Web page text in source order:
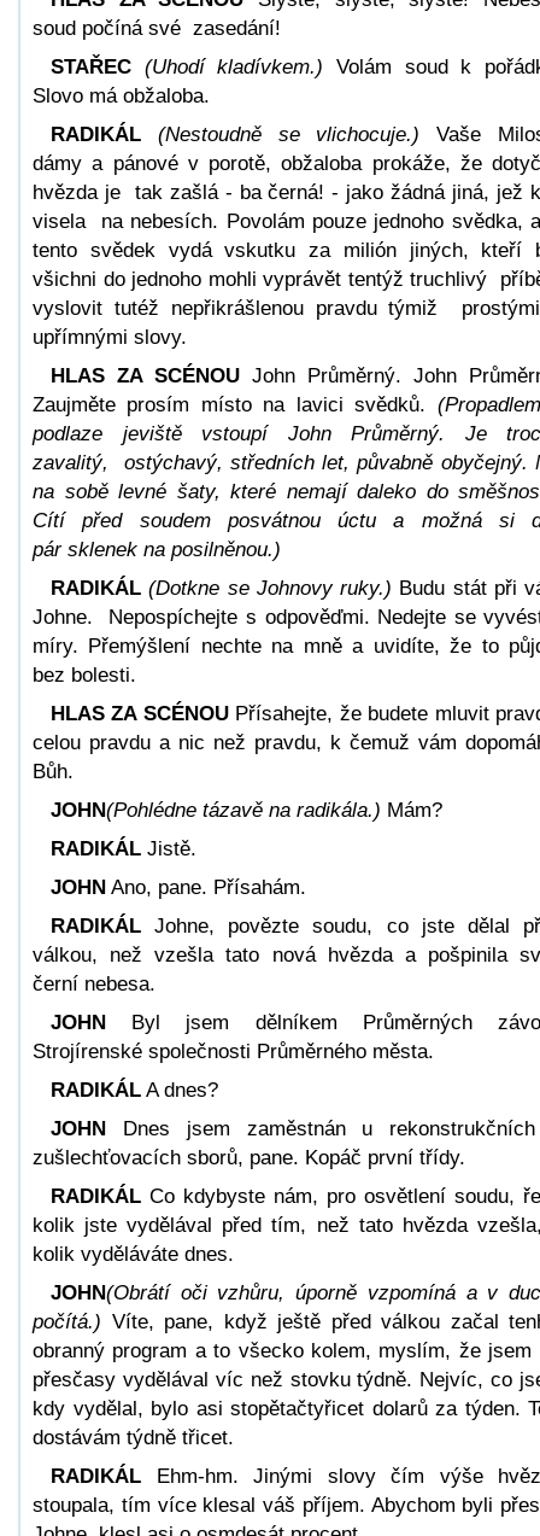
soud počíná své zasedání!
STAŘEC (Uhodí kladívkem.) Volám soud k
Slovo má obžaloba.
RADIKÁL
(Nestoudně se vlichocuje.) Vaše
dámy a pánové v porotě, obžaloba prokáže, že
hvězda je tak zašlá - ba černá! - jako žádná jiná, jež
visela na nebesích. Povolám pouze jednoho svědka,
tento svědek vydá vskutku za milión jiných, kteří
všichni do jednoho mohli vyprávět tentýž truchlivý
vyslovit tutéž nepřikrášlenou pravdu týmiž
upřímnými slovy.
HLAS ZA SCÉNOU John Průměrný. John
Zaujměte prosím místo na lavici svědků.
podlaze jeviště vstoupí John Průměrný. Je
zavalitý, ostýchavý, středních let, půvabně obyčejný.
na sobě levné šaty, které nemají daleko do
Cítí před soudem posvátnou úctu a možná si
pár sklenek na posilněnou.)
RADIKÁL (Dotkne se Johnovy ruky.) Budu stát při
Johne. Nepospíchejte s odpověďmi. Nedejte se
míry. Přemýšlení nechte na mně a uvidíte, že to
bez bolesti.
HLAS ZA SCÉNOUPřísahejte, že budete mluvit
celou pravdu a nic než pravdu, k čemuž vám
Bůh.
JOHN(Pohlédne tázavě na radikála.) Mám?
RADIKÁL Jistě.
JOHN Ano, pane. Přísahám.
RADIKÁL Johne, povězte soudu, co jste dělal
válkou, než vzešla tato nová hvězda a pošpinila
černí nebesa.
JOHN Byl jsem dělníkem Průměrných
Strojírenské společnosti Průměrného města.
RADIKÁL A dnes?
JOHN Dnes jsem zaměstnán u
zušlechťovacích sborů, pane. Kopáč první třídy.
RADIKÁL Co kdybyste nám, pro osvětlení soudu,
kolik jste vydělával před tím, než tato hvězda
kolik vyděláváte dnes.
JOHN(Obrátí oči vzhůru, úporně vzpomíná a v
počítá.) Víte, pane, když ještě před válkou začal
obranný program a to všecko kolem, myslím, že jsem
přesčasy vydělával víc než stovku týdně. Nejvíc, co
kdy vydělal, bylo asi stopětačtyřicet dolarů za týden.
dostávám týdně třicet.
RADIKÁL Ehm-hm. Jinými slovy čím výše
stoupala, tím více klesal váš příjem. Abychom byli